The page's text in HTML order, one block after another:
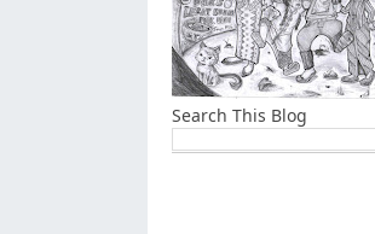
Search This Blog